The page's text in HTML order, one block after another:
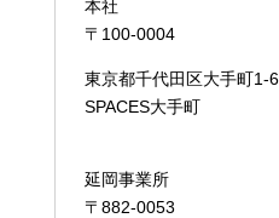
本社
〒100-0004
東京都千代田区大手町1-
SPACES大手町
延岡事業所
〒882-0053